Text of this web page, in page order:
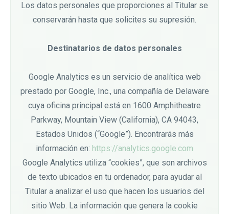
Los datos personales que proporciones al Titular se
conservarán hasta que solicites su supresión.
Destinatarios de datos personales
Google Analytics es un servicio de analítica web
prestado por Google, Inc., una compañía de Delaware
cuya oficina principal está en 1600 Amphitheatre
Parkway, Mountain View (California), CA 94043,
Estados Unidos (“Google”). Encontrarás más
información en: https://analytics.google.com
Google Analytics utiliza “cookies”, que son archivos
de texto ubicados en tu ordenador, para ayudar al
Titular a analizar el uso que hacen los usuarios del
sitio Web. La información que genera la cookie